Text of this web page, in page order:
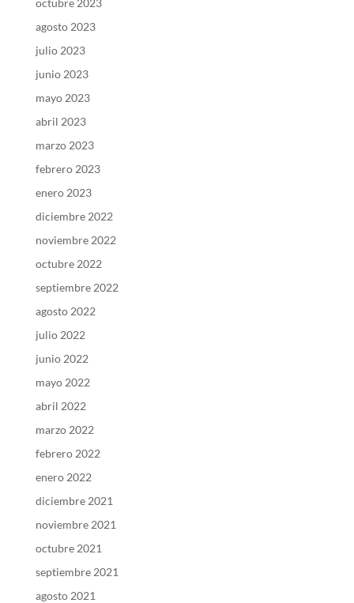
agosto 2023
julio 2023
junio 2023
mayo 2023
abril 2023
marzo 2023
febrero 2023
enero 2023
diciembre 2022
noviembre 2022
octubre 2022
septiembre 2022
agosto 2022
julio 2022
junio 2022
mayo 2022
abril 2022
marzo 2022
febrero 2022
enero 2022
diciembre 2021
noviembre 2021
octubre 2021
septiembre 2021
agosto 2021